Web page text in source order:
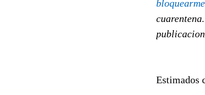
cuarentena.
Estimados